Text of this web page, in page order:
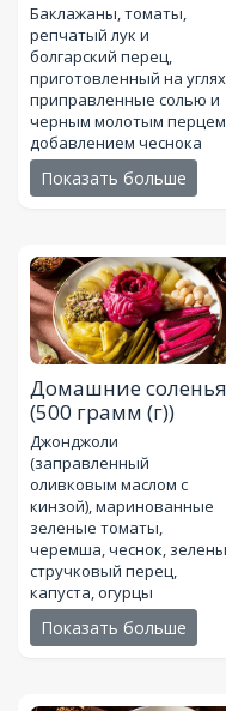
Баклажаны, томаты,
репчатый лук и
болгарский перец,
приготовленный на
приправленные солью и
черным молотым перцем
добавлением чеснока
Показать больше
Домашние соленья
(500 грамм (г))
Джонджоли
(заправленный
оливковым маслом с
кинзой), маринованные
зеленые томаты,
черемша, чеснок,
стручковый перец,
капуста, огурцы
Показать больше